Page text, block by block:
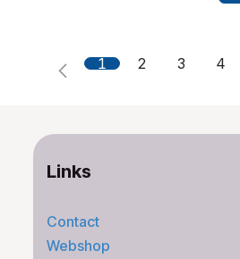
1 2 3 4
Links
Contact
Webshop